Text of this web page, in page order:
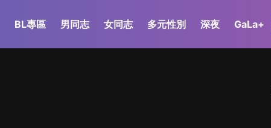
BL專區 男同志 女同志 多元性別 深夜 GaLa+